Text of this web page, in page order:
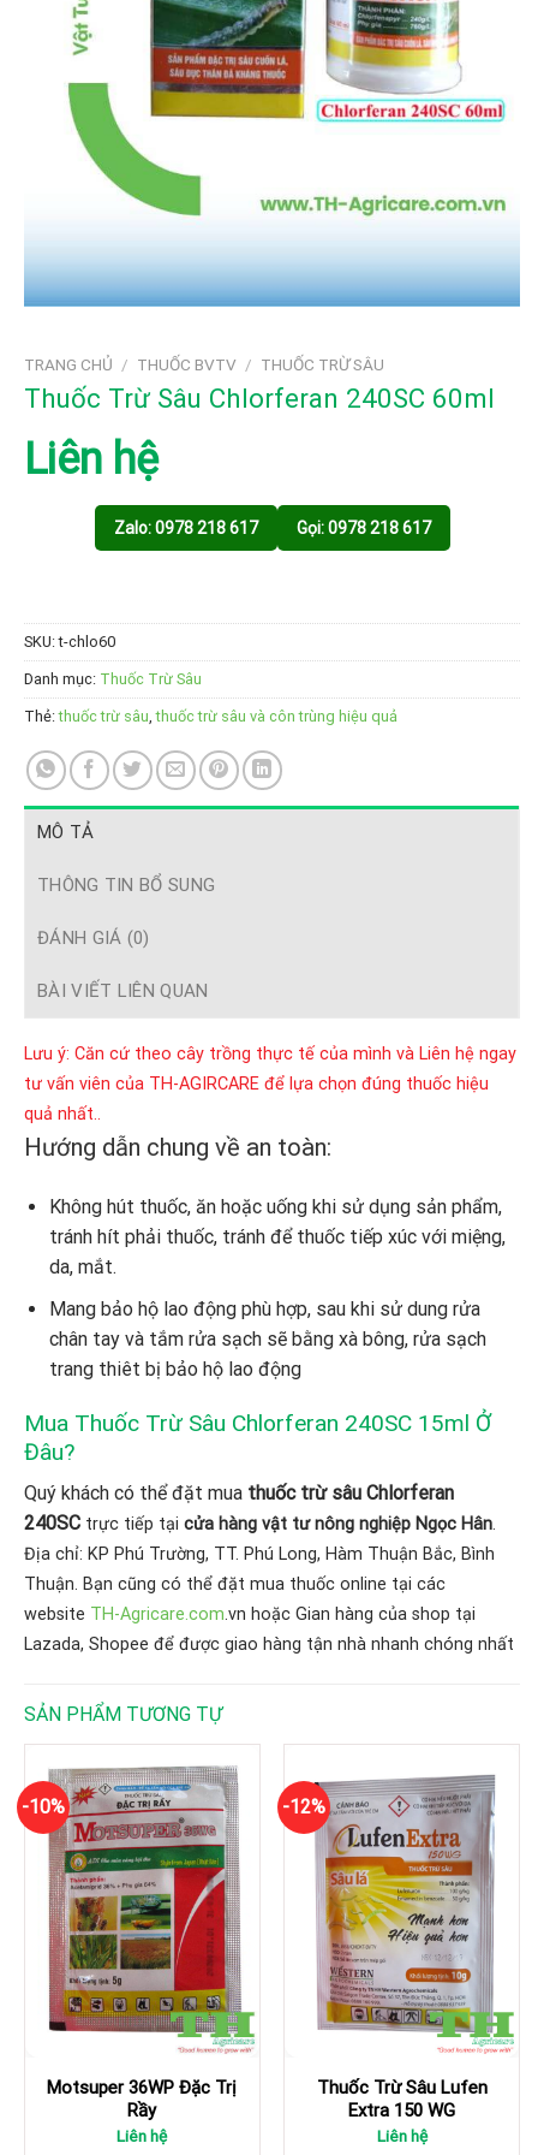
TRANG CHỦ / THUỐC BVTV / THUỐC TRỪ SÂU
Thuốc Trừ Sâu Chlorferan 240SC 60ml
Liên hệ
Zalo: 0978 218 617 Gọi: 0978 218 617
SKU:t-chlo60
Danh mục: Thuốc Trừ Sâu
Thẻ:thuốc trừ sâu,thuốc trừ sâu và côn trùng hiệu quả
MÔ TẢ
THÔNG TIN BỔ SUNG
ĐÁNH GIÁ (0)
BÀI VIẾT LIÊN QUAN
Lưu ý: Căn cứ theo cây trồng thực tế của mình và Liên hệ ngay
tư vấn viên của TH-AGIRCARE để lựa chọn đúng thuốc hiệu
quả nhất..
Hướng dẫn chung về an toàn:
Không hút thuốc, ăn hoặc uống khi sử dụng sản phẩm,
tránh hít phải thuốc, tránh để thuốc tiếp xúc với miệng,
da, mắt.
Mang bảo hộ lao động phù hợp, sau khi sử dung rửa
chân tay và tắm rửa sạch sẽ bằng xà bông, rửa sạch
trang thiêt bị bảo hộ lao động
Mua Thuốc Trừ Sâu Chlorferan 240SC 15ml Ở
Đâu?
Quý khách có thể đặt mua thuốc trừ sâu Chlorferan
240SC trực tiếp tại cửa hàng vật tư nông nghiệp Ngọc Hân.
Địa chỉ: KP Phú Trường, TT. Phú Long, Hàm Thuận Bắc, Bình
Thuận. Bạn cũng có thể đặt mua thuốc online tại các
website TH-Agricare.com.vn hoặc Gian hàng của shop tại
Lazada, Shopee để được giao hàng tận nhà nhanh chóng nhất
SẢN PHẨM TƯƠNG TỰ
-10%
Motsuper 36WP Đặc Trị
Rầy
Liên hệ
-12%
Thuốc Trừ Sâu Lufen
Extra 150 WG
Liên hệ